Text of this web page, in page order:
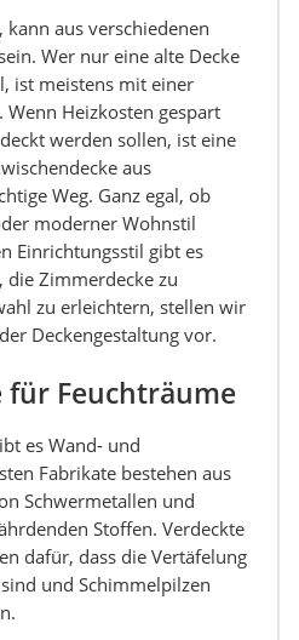
kann aus verschiedenen
Wer nur eine alte Decke
ist meistens mit einer
Wenn Heizkosten gespart
werden sollen, ist eine
aus
Weg. Ganz egal, ob
moderner Wohnstil
Einrichtungsstil gibt es
die Zimmerdecke zu
zu erleichtern, stellen wir
Deckengestaltung vor.
für Feuchträume
es Wand- und
Fabrikate bestehen aus
Schwermetallen und
Stoffen. Verdeckte
dafür, dass die Vertäfelung
und Schimmelpilzen